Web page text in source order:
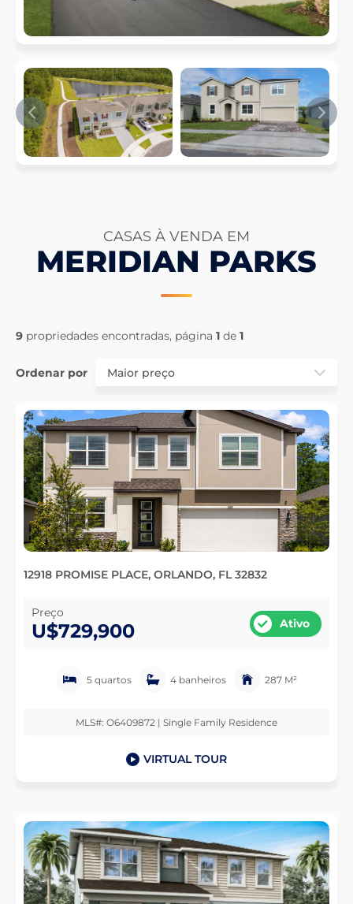
CASAS À VENDA EM
MERIDIAN PARKS
9 propriedades encontradas, página 1 de 1
Ordenar por
12918 PROMISE PLACE, ORLANDO, FL 32832
Preço
U$729,900 Ativo
5 quartos 4 banheiros 287 M²
MLS#: O6409872 | Single Family Residence
VIRTUAL TOUR